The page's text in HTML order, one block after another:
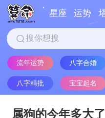
星座 运势
流年运势 八字合婚
八字精批 宝宝起名
属狗的今年多大